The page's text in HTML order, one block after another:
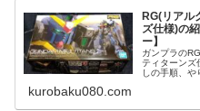
RG(リア
ズ仕様)の
ー】
ガンプラの
ティターンズ
しの手順、や
kurobaku080.com